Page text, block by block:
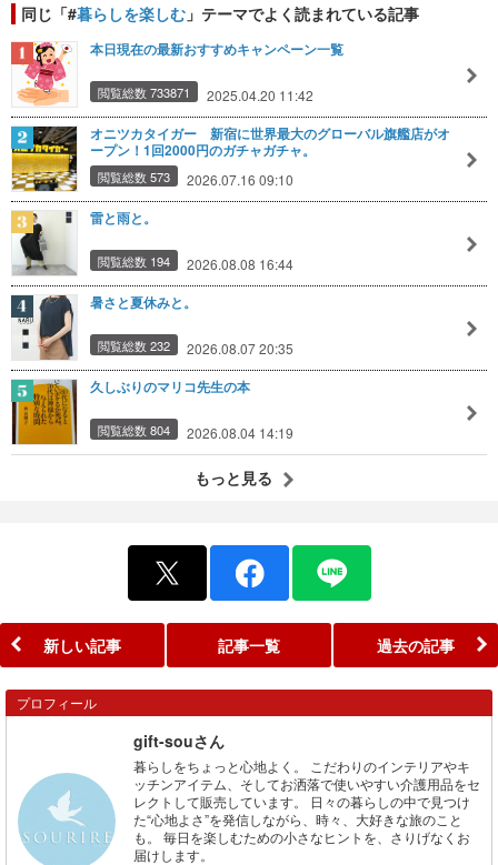
同じ「#暮らしを楽しむ 」テーマでよく読まれている記事
本日現在の最新おすすめキャンペーン一覧
閲覧総数 733871 2025.04.20 11:42
オニツカタイガー 新宿に世界最大のグローバル旗艦店がオ
ープン！1回2000円のガチャガチャ。
閲覧総数 573 2026.07.16 09:10
雷と雨と。
閲覧総数 194 2026.08.08 16:44
暑さと夏休みと。
閲覧総数 232 2026.08.07 20:35
久しぶりのマリコ先生の本
閲覧総数 804 2026.08.04 14:19
もっと見る
新しい記事 記事一覧 過去の記事
プロフィール
gift-souさん
暮らしをちょっと心地よく。 こだわりのインテリアやキ
ッチンアイテム、そしてお洒落で使いやすい介護用品をセ
レクトして販売しています。 日々の暮らしの中で見つけ
た“心地よさ”を発信しながら、時々、大好きな旅のこと
も。 毎日を楽しむための小さなヒントを、さりげなくお
届けします。